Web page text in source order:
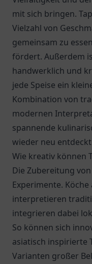
mit sich bringen.
Vielzahl von
gemeinsam zu
fördert. Außerdem
handwerklich und
jede Speise ein
Kombination von
modernen
spannende
wieder neu
Wie kreativ können
Die Zubereitung
Experimente.
interpretieren
integrieren dabei
So können sich
asiatisch inspirierte
Varianten großer